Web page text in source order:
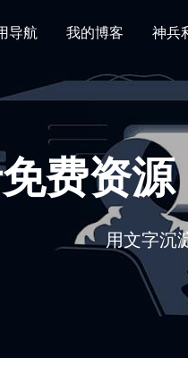
导航 我的博客 神兵
费资
用文字沉